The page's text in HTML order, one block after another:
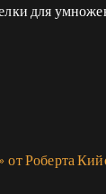
для
от Роберта